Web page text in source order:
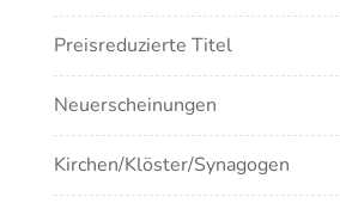
Preisreduzierte Titel
Neuerscheinungen
Kirchen/Klöster/Synagogen